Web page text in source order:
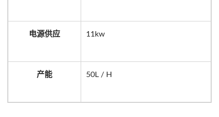
电源供应 11kw
产能 50L / H